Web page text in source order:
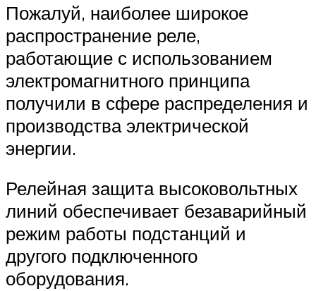
Пожалуй, наиболее широкое
распространение реле,
работающие с использованием
электромагнитного принципа
получили в сфере распределения и
производства электрической
энергии.
Релейная защита высоковольтных
линий обеспечивает безаварийный
режим работы подстанций и
другого подключенного
оборудования.